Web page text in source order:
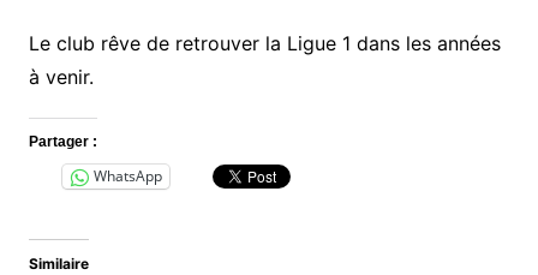
Le club rêve de retrouver la Ligue 1 dans les années
à venir.
Partager :
WhatsApp
Similaire